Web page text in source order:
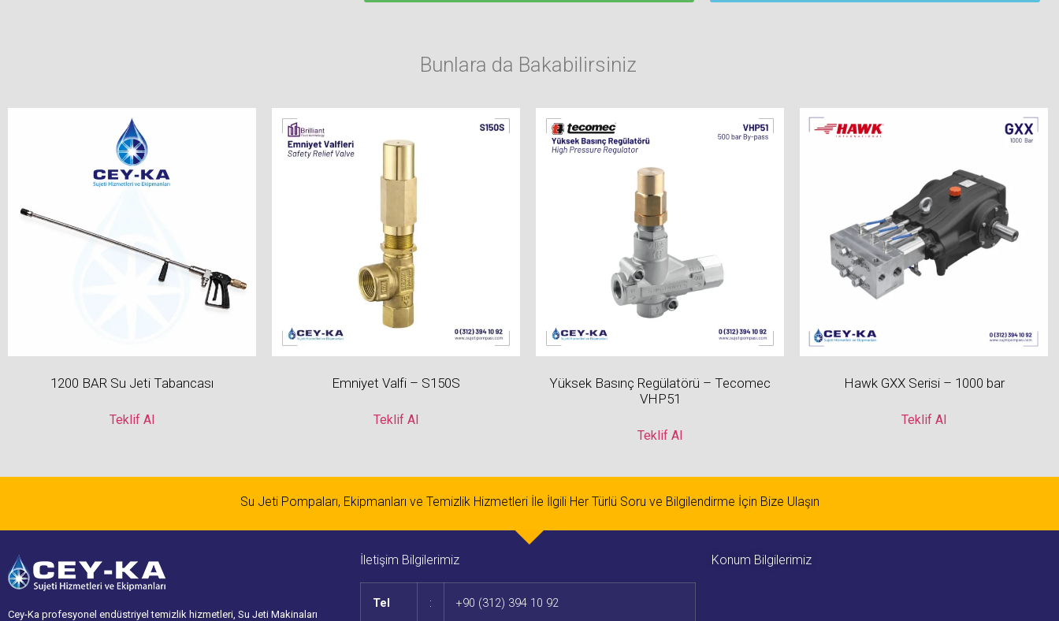
Bunlara da Bakabilirsiniz
1200 BAR Su Jeti Tabancası
Teklif Al
Emniyet Valfi – S150S
Teklif Al
Yüksek Basınç Regülatörü – Tecomec
VHP51
Teklif Al
Hawk GXX Serisi – 1000 bar
Teklif Al
Su Jeti Pompaları, Ekipmanları ve Temizlik Hizmetleri İle İlgili Her Türlü Soru ve Bilgilendirme İçin Bize Ulaşın
Cey-Ka profesyonel endüstriyel temizlik hizmetleri, Su Jeti Makinaları
İletişim Bilgilerimiz
Tel : +90 (312) 394 10 92
Konum Bilgilerimiz